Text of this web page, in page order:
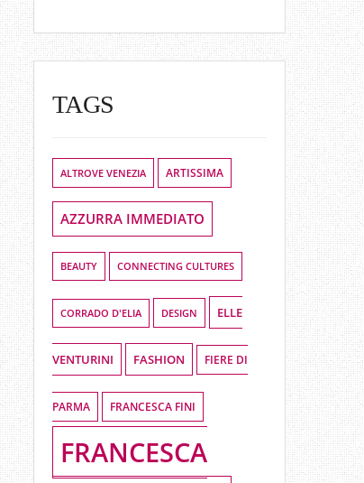
TAGS
ALTROVE VENEZIA ARTISSIMA
AZZURRA IMMEDIATO
BEAUTY CONNECTING CULTURES
CORRADO D'ELIA DESIGN ELLE
VENTURINI FASHION FIERE DI
PARMA FRANCESCA FINI
FRANCESCA